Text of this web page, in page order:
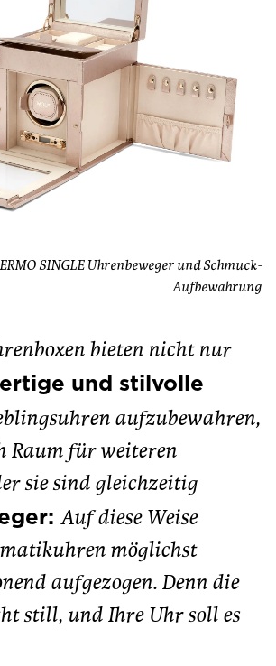
SINGLE Uhrenbeweger und Schmuck-
Aufbewahrung
bieten nicht nur
und stilvolle
aufzubewahren,
Raum für weiteren
sie sind gleichzeitig
Auf diese Weise
möglichst
aufgezogen. Denn die
still, und Ihre Uhr soll es